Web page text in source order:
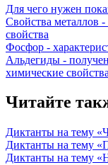
Для чего нужен
Свойства металлов
свойства
Фосфор -
Альдегиды -
химические свойства
Читайте
Диктанты на тему
Диктанты на тему
Диктанты на тему